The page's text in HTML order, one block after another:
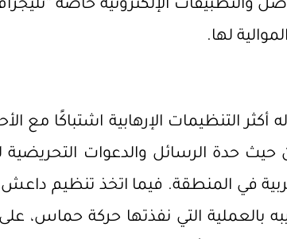
والتطبيقات الإلكترونية خاصةً
لها.
أكثر التنظيمات الإرهابية اشتباكًا مع
حيث حدة الرسائل والدعوات
في المنطقة. فيما اتخذ تنظيم داعش
بالعملية التي نفذتها حركة حماس،